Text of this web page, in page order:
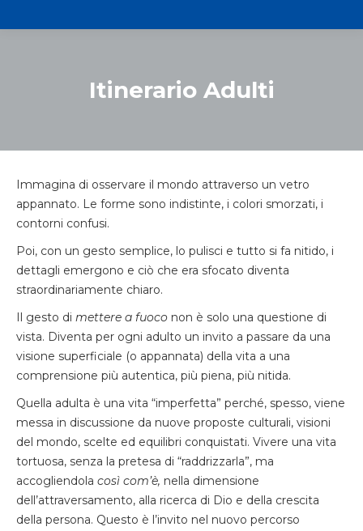
Itinerario Adulti
Immagina di osservare il mondo attraverso un vetro
appannato. Le forme sono indistinte, i colori smorzati, i
contorni confusi.
Poi, con un gesto semplice, lo pulisci e tutto si fa nitido, i
dettagli emergono e ciò che era sfocato diventa
straordinariamente chiaro.
Il gesto di mettere a fuoco non è solo una questione di
vista. Diventa per ogni adulto un invito a passare da una
visione superficiale (o appannata) della vita a una
comprensione più autentica, più piena, più nitida.
Quella adulta è una vita “imperfetta” perché, spesso, viene
messa in discussione da nuove proposte culturali, visioni
del mondo, scelte ed equilibri conquistati. Vivere una vita
tortuosa, senza la pretesa di “raddrizzarla”, ma
accogliendola così com’è, nella dimensione
dell’attraversamento, alla ricerca di Dio e della crescita
della persona. Questo è l’invito nel nuovo percorso